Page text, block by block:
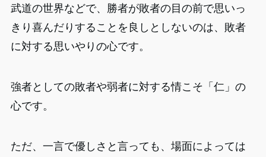
武道の世界などで、勝者が敗者の目の前で思いっ
きり喜んだりすることを良しとしないのは、敗者
に対する思いやりの心です。
強者としての敗者や弱者に対する情こそ「仁」の
心です。
ただ、一言で優しさと言っても、場面によっては